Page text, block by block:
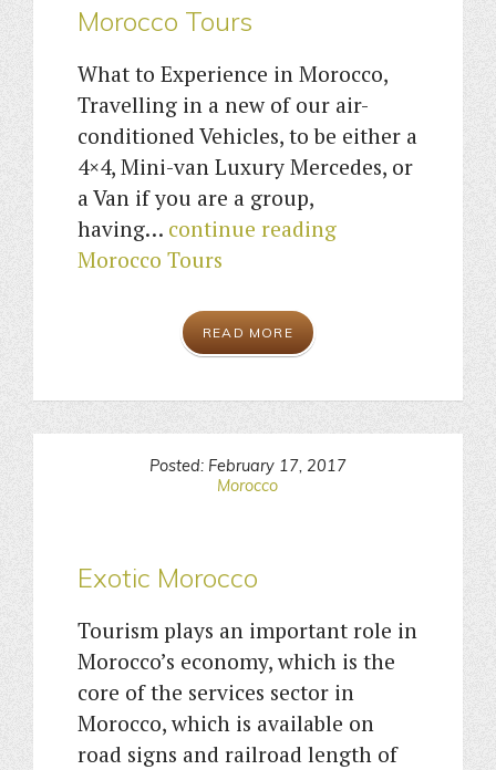
Morocco Tours
What to Experience in Morocco,
Travelling in a new of our air-
conditioned Vehicles, to be either a
4×4, Mini-van Luxury Mercedes, or
a Van if you are a group,
having… continue reading
Morocco Tours
READ MORE
Posted: February 17, 2017
Morocco
Exotic Morocco
Tourism plays an important role in
Morocco’s economy, which is the
core of the services sector in
Morocco, which is available on
road signs and railroad length of